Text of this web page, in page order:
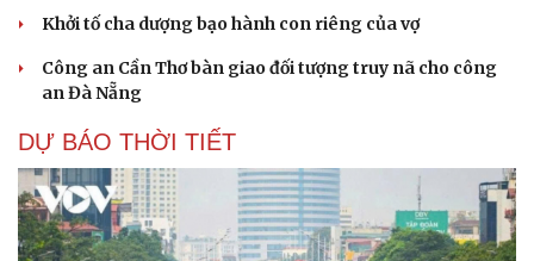
Khởi tố cha dượng bạo hành con riêng của vợ
Công an Cần Thơ bàn giao đối tượng truy nã cho công
an Đà Nẵng
DỰ BÁO THỜI TIẾT